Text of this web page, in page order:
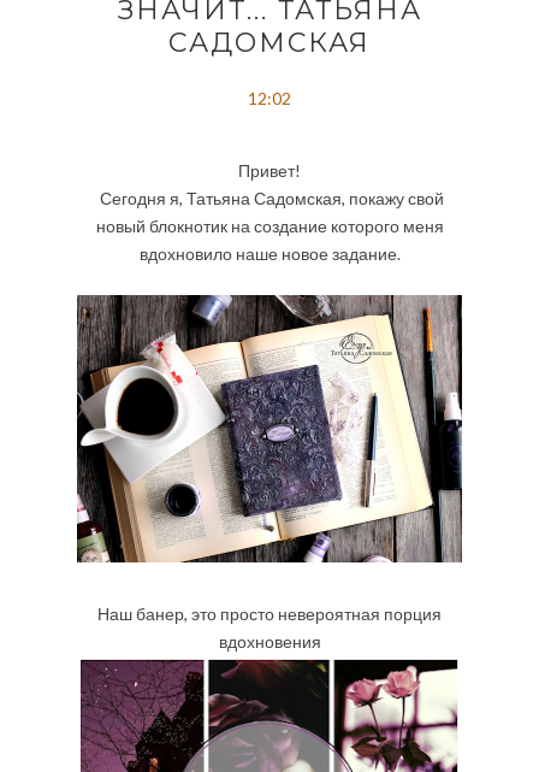
ЗНАЧИТ... ТАТЬЯНА
САДОМСКАЯ
12:02
Привет!
Сегодня я, Татьяна Садомская, покажу свой
новый блокнотик на создание которого меня
вдохновило наше новое задание.
Наш банер, это просто невероятная порция
вдохновения